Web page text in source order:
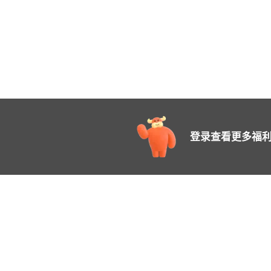
登录查看更多福